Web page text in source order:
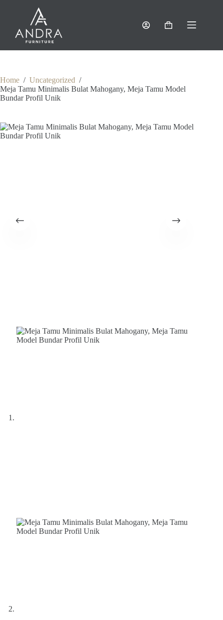
Shopping
Home / Uncategorized /
Meja Tamu Minimalis Bulat Mahogany, Meja Tamu Model
Bundar Profil Unik